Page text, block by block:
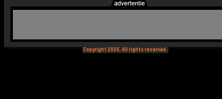
Copyright 2026. All rights reserved.